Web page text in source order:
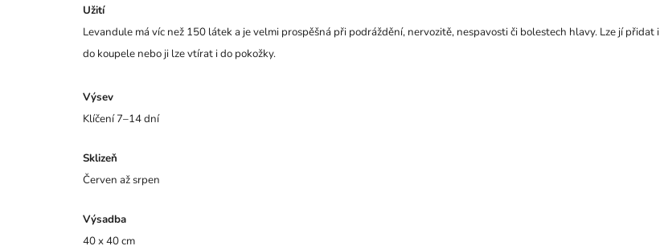
Užití
Levandule má víc než 150 látek a je velmi prospěšná při podráždění, nervozitě, nespavosti či bolestech hlavy. Lze jí přidat i
do koupele nebo ji lze vtírat i do pokožky.
Výsev
Klíčení 7–14 dní
Sklizeň
Červen až srpen
Výsadba
40 x 40 cm